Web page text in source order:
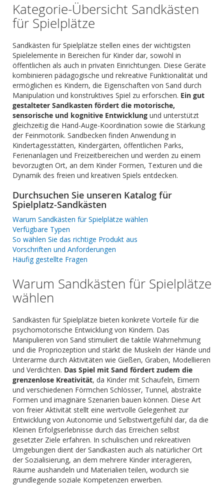
Kategorie-Übersicht Sandkästen
für Spielplätze
Sandkästen für Spielplätze stellen eines der wichtigsten
Spielelemente in Bereichen für Kinder dar, sowohl in
öffentlichen als auch in privaten Einrichtungen. Diese Geräte
kombinieren pädagogische und rekreative Funktionalität und
ermöglichen es Kindern, die Eigenschaften von Sand durch
Manipulation und konstruktives Spiel zu erforschen. Ein gut
gestalteter Sandkasten fördert die motorische,
sensorische und kognitive Entwicklung und unterstützt
gleichzeitig die Hand-Auge-Koordination sowie die Stärkung
der Feinmotorik. Sandbecken finden Anwendung in
Kindertagesstätten, Kindergärten, öffentlichen Parks,
Ferienanlagen und Freizeitbereichen und werden zu einem
bevorzugten Ort, an dem Kinder Formen, Texturen und die
Dynamik des freien und kreativen Spiels entdecken.
Durchsuchen Sie unseren Katalog für
Spielplatz-Sandkästen
Warum Sandkästen für Spielplätze wählen
Verfügbare Typen
So wählen Sie das richtige Produkt aus
Vorschriften und Anforderungen
Häufig gestellte Fragen
Warum Sandkästen für Spielplätze
wählen
Sandkästen für Spielplätze bieten konkrete Vorteile für die
psychomotorische Entwicklung von Kindern. Das
Manipulieren von Sand stimuliert die taktile Wahrnehmung
und die Propriozeption und stärkt die Muskeln der Hände und
Unterarme durch Aktivitäten wie Gießen, Graben, Modellieren
und Verdichten. Das Spiel mit Sand fördert zudem die
grenzenlose Kreativität, da Kinder mit Schaufeln, Eimern
und verschiedenen Förmchen Schlösser, Tunnel, abstrakte
Formen und imaginäre Szenarien bauen können. Diese Art
von freier Aktivität stellt eine wertvolle Gelegenheit zur
Entwicklung von Autonomie und Selbstwertgefühl dar, da die
Kleinen Erfolgserlebnisse durch das Erreichen selbst
gesetzter Ziele erfahren. In schulischen und rekreativen
Umgebungen dient der Sandkasten auch als natürlicher Ort
der Sozialisierung, an dem mehrere Kinder interagieren,
Räume aushandeln und Materialien teilen, wodurch sie
grundlegende soziale Kompetenzen erwerben.